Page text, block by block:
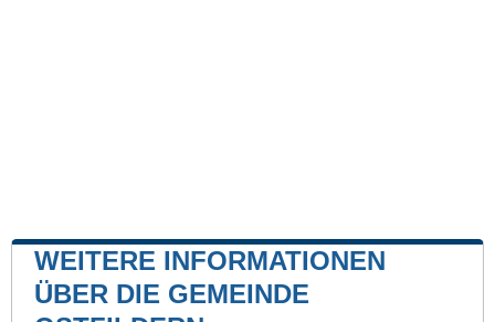
WEITERE INFORMATIONEN
ÜBER DIE GEMEINDE